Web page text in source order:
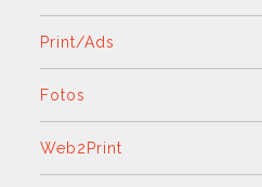
Print/Ads
Fotos
Web2Print